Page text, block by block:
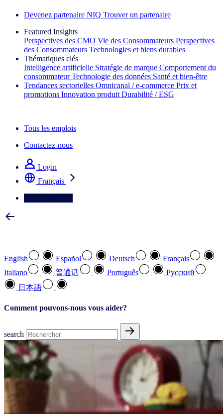
Devenez partenaire NIQ Trouver un partenaire
Featured Insights
Perspectives des CMO Vie des Consommateurs Perspectives
des Consommateurs Technologies et biens durables
Thématiques clés
Intelligence artificielle Stratégie de marque Comportement du
consommateur Technologie des données Santé et bien‑être
Tendances sectorielles Omnicanal / e‑commerce Prix et
promotions Innovation produit Durabilité / ESG
Tous les emplois
Contactez-nous
Login
Français
English Español Deutsch
Français
Italiano
普通话 Português
Pусский
日本語
Comment pouvons-nous vous aider?
search